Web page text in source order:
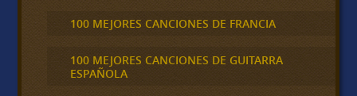
100 MEJORES CANCIONES DE FRANCIA
100 MEJORES CANCIONES DE GUITARRA
ESPAÑOLA